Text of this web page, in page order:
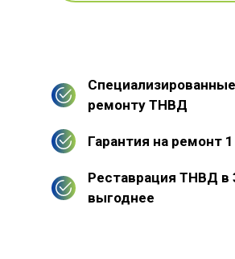
ремонту ТНВД
Гарантия на ремонт
Реставрация ТНВД в
выгоднее